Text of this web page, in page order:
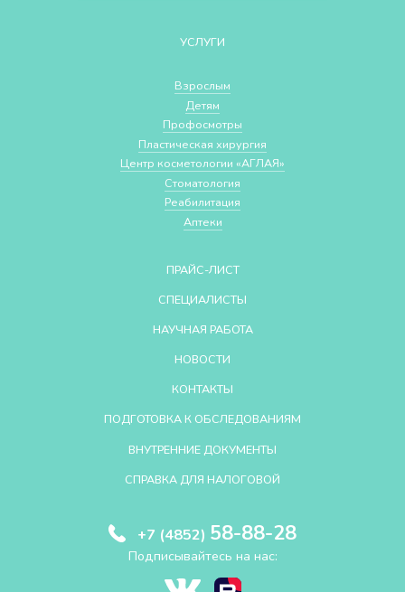
УСЛУГИ
Взрослым
Детям
Профосмотры
Пластическая хирургия
Центр косметологии «АГЛАЯ»
Стоматология
Реабилитация
Аптеки
ПРАЙС-ЛИСТ
СПЕЦИАЛИСТЫ
НАУЧНАЯ РАБОТА
НОВОСТИ
КОНТАКТЫ
ПОДГОТОВКА К ОБСЛЕДОВАНИЯМ
ВНУТРЕННИЕ ДОКУМЕНТЫ
СПРАВКА ДЛЯ НАЛОГОВОЙ
+7 (4852) 58-88-28
Подписывайтесь на нас: